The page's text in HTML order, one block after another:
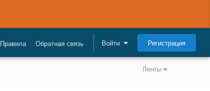
Правила Обратная связь Войти Регистрация
Ленты